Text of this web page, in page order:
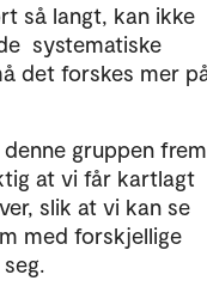
så langt, kan ikke
systematiske
det forskes mer
gruppen
at vi får kartlagt
slik at vi kan se
med forskjellige